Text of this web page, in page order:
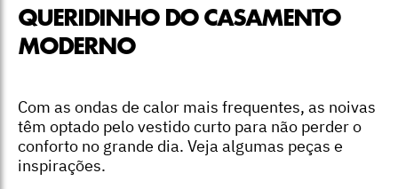
QUERIDINHO DO CASAMENTO
MODERNO
Com as ondas de calor mais frequentes, as noivas
têm optado pelo vestido curto para não perder o
conforto no grande dia. Veja algumas peças e
inspirações.